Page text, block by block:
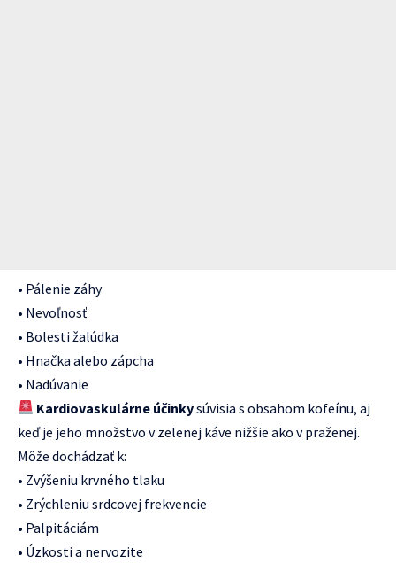
• Pálenie záhy
• Nevoľnosť
• Bolesti žalúdka
• Hnačka alebo zápcha
• Nadúvanie
Kardiovaskulárne účinkysúvisia s obsahom kofeínu, aj
keď je jeho množstvo v zelenej káve nižšie ako v praženej.
Môže dochádzať k:
• Zvýšeniu krvného tlaku
• Zrýchleniu srdcovej frekvencie
• Palpitáciám
• Úzkosti a nervozite